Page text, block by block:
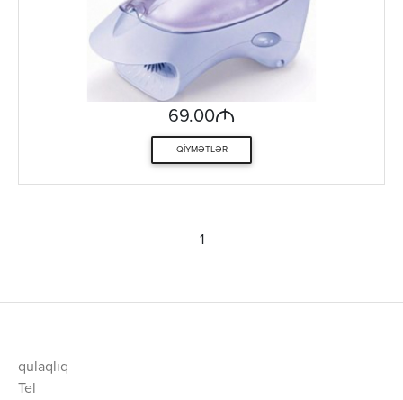
69.00M
QIYMƏTLƏR
1
qulaqlıq
Tel